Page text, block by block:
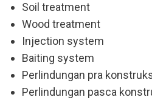
Soil treatment
Wood treatment
Injection system
Baiting system
Perlindungan pra
Perlindungan pasca